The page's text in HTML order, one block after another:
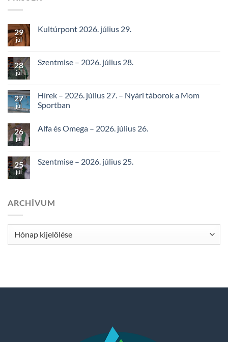
29
júl
Kultúrpont 2026. július 29.
28
júl
Szentmise – 2026. július 28.
27
júl
Hírek – 2026. július 27. – Nyári táborok a Mom
Sportban
26
júl
Alfa és Omega – 2026. július 26.
25
júl
Szentmise – 2026. július 25.
ARCHÍVUM
Archívum